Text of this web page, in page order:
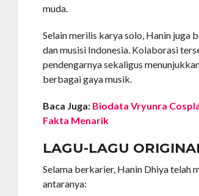
muda.
Selain merilis karya solo, Hanin juga
dan musisi Indonesia. Kolaborasi
pendengarnya sekaligus
berbagai gaya musik.
Baca Juga: Biodata Vryunra
Fakta Menarik
LAGU-LAGU
Selama berkarier, Hanin Dhiya telah
antaranya: